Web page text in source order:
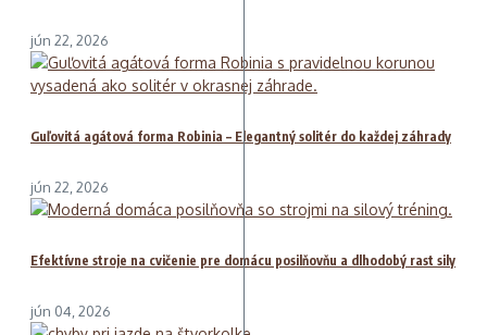
jún 22, 2026
Guľovitá agátová forma Robinia – Elegantný solitér do každej záhrady
jún 22, 2026
Efektívne stroje na cvičenie pre domácu posilňovňu a dlhodobý rast sily
jún 04, 2026